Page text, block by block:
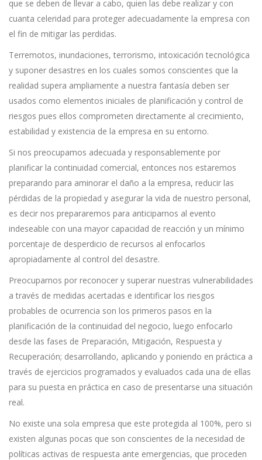
que se deben de llevar a cabo, quien las debe realizar y con
cuanta celeridad para proteger adecuadamente la empresa con
el fin de mitigar las perdidas.
Terremotos, inundaciones, terrorismo, intoxicación tecnológica
y suponer desastres en los cuales somos conscientes que la
realidad supera ampliamente a nuestra fantasía deben ser
usados como elementos iniciales de planificación y control de
riesgos pues ellos comprometen directamente al crecimiento,
estabilidad y existencia de la empresa en su entorno.
Si nos preocupamos adecuada y responsablemente por
planificar la continuidad comercial, entonces nos estaremos
preparando para aminorar el daño a la empresa, reducir las
pérdidas de la propiedad y asegurar la vida de nuestro personal,
es decir nos prepararemos para anticiparnos al evento
indeseable con una mayor capacidad de reacción y un mínimo
porcentaje de desperdicio de recursos al enfocarlos
apropiadamente al control del desastre.
Preocuparnos por reconocer y superar nuestras vulnerabilidades
a través de medidas acertadas e identificar los riesgos
probables de ocurrencia son los primeros pasos en la
planificación de la continuidad del negocio, luego enfocarlo
desde las fases de Preparación, Mitigación, Respuesta y
Recuperación; desarrollando, aplicando y poniendo en práctica a
través de ejercicios programados y evaluados cada una de ellas
para su puesta en práctica en caso de presentarse una situación
real.
No existe una sola empresa que este protegida al 100%, pero si
existen algunas pocas que son conscientes de la necesidad de
políticas activas de respuesta ante emergencias, que proceden